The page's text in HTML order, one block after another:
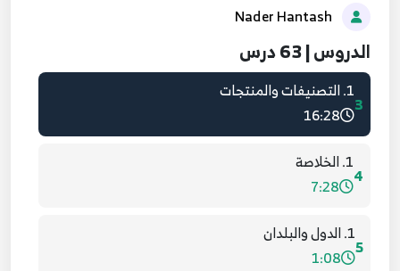
الدروس | 63 درس
1. إدارة وتخصيص الطلبيات
4:19
3
1. التصنيفات والمنتجات
16:28
4
1. الخلاصة
7:28
5
1. الدول والبلدان
1:08